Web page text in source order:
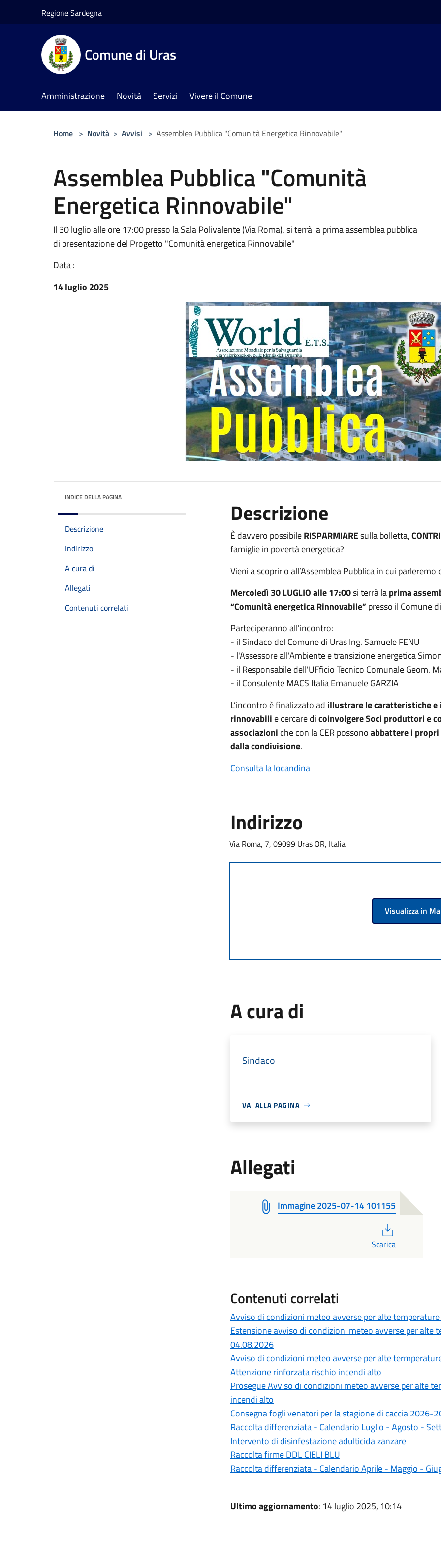
Regione Sardegna
Comune di Uras
Amministrazione Novità Servizi Vivere il Comune
Home > Novità > Avvisi > Assemblea Pubblica "Comunità Energetica Rinnovabile"
Assemblea Pubblica "Comunità
Energetica Rinnovabile"
Il 30 luglio alle ore 17:00 presso la Sala Polivalente (Via Roma), si terrà la prima assemblea pubblica
di presentazione del Progetto "Comunità energetica Rinnovabile"
Data :
14 luglio 2025
INDICE DELLA PAGINA
Descrizione
Indirizzo
A cura di
Allegati
Contenuti correlati
Descrizione
È davvero possibileRISPARMIAREsulla bolletta,
famiglie in povertà energetica?
Vieni a scoprirlo all’Assemblea Pubblica in cui
Mercoledì 30 LUGLIO alle 17:00si terrà laprima
“Comunità energetica Rinnovabile”presso il Comune
Parteciperanno all'incontro:
- il Sindaco del Comune di Uras Ing. Samuele FENU
- l'Assessore all'Ambiente e transizione energetica
- il Responsabile dell'UFficio Tecnico Comunale Geom.
- il Consulente MACS Italia Emanuele GARZIA
L’incontro è finalizzato ad illustrare le caratteristiche e
rinnovabili e cercare dicoinvolgere Soci produttori e
associazioni che con la CER possonoabbattere i
dalla condivisione.
Consulta la locandina
Indirizzo
Via Roma, 7, 09099 Uras OR, Italia
Visualizza in
A cura di
Sindaco
VAI ALLA PAGINA
Allegati
Immagine 2025-07-14 101155
Scarica
Contenuti correlati
Avviso di condizioni meteo avverse per alte
Estensione avviso di condizioni meteo avverse per
04.08.2026
Avviso di condizioni meteo avverse per alte
Attenzione rinforzata rischio incendi alto
Prosegue Avviso di condizioni meteo avverse per alte
incendi alto
Consegna fogli venatori per la stagione di caccia 2026-
Raccolta differenziata - Calendario Luglio - Agosto -
Intervento di disinfestazione adulticida zanzare
Raccolta firme DDL CIELI BLU
Raccolta differenziata - Calendario Aprile - Maggio -
Ultimo aggiornamento: 14 luglio 2025, 10:14